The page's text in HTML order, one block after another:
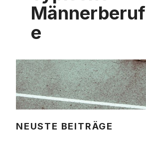
Männerberuf
e
NEUSTE BEITRÄGE